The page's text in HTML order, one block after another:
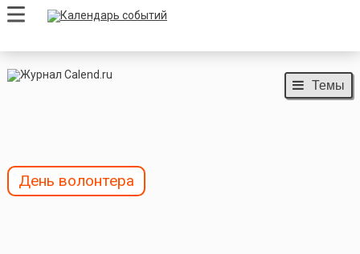
Темы
День волонтера